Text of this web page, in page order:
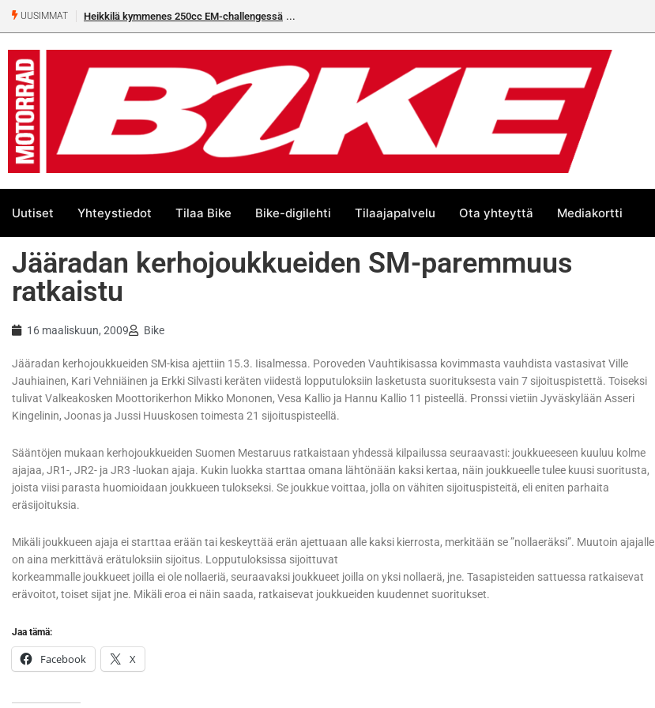
UUSIMMAT Heikkilä kymmenes 250cc EM-challengessä
Uutiset Yhteystiedot Tilaa Bike Bike-digilehti Tilaajapalvelu Ota yhteyttä Mediakortti
Jääradan kerhojoukkueiden SM-paremmuus
ratkaistu
16 maaliskuun, 2009 Bike
Jääradan kerhojoukkueiden SM-kisa ajettiin 15.3. Iisalmessa. Poroveden Vauhtikisassa kovimmasta vauhdista vastasivat Ville
Jauhiainen, Kari Vehniäinen ja Erkki Silvasti keräten viidestä lopputuloksiin lasketusta suorituksesta vain 7 sijoituspistettä. Toiseksi
tulivat Valkeakosken Moottorikerhon Mikko Mononen, Vesa Kallio ja Hannu Kallio 11 pisteellä. Pronssi vietiin Jyväskylään Asseri
Kingelinin, Joonas ja Jussi Huuskosen toimesta 21 sijoituspisteellä.
Sääntöjen mukaan kerhojoukkueiden Suomen Mestaruus ratkaistaan yhdessä kilpailussa seuraavasti: joukkueeseen kuuluu kolme
ajajaa, JR1-, JR2- ja JR3 -luokan ajaja. Kukin luokka starttaa omana lähtönään kaksi kertaa, näin joukkueelle tulee kuusi suoritusta,
joista viisi parasta huomioidaan joukkueen tulokseksi. Se joukkue voittaa, jolla on vähiten sijoituspisteitä, eli eniten parhaita
eräsijoituksia.
Mikäli joukkueen ajaja ei starttaa erään tai keskeyttää erän ajettuaan alle kaksi kierrosta, merkitään se ”nollaeräksi”. Muutoin ajajalle
on aina merkittävä erätuloksiin sijoitus. Lopputuloksissa sijoittuvat
korkeammalle joukkueet joilla ei ole nollaeriä, seuraavaksi joukkueet joilla on yksi nollaerä, jne. Tasapisteiden sattuessa ratkaisevat
erävoitot, toiset sijat jne. Mikäli eroa ei näin saada, ratkaisevat joukkueiden kuudennet suoritukset.
Jaa tämä:
Facebook X